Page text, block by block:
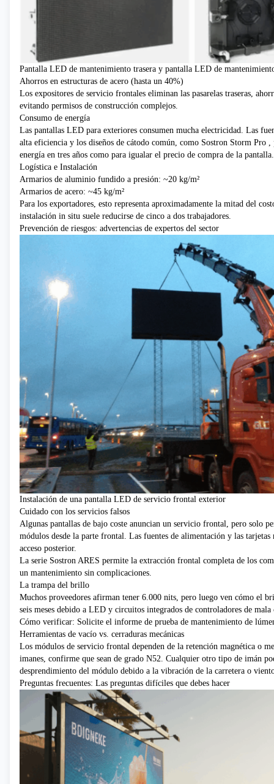
Pantalla LED de mantenimiento trasera y pantalla LED de
Ahorros en estructuras de acero (hasta un 40%)
Los expositores de servicio frontales eliminan las pasarelas traseras,
evitando permisos de construcción complejos.
Consumo de energía
Las pantallas LED para exteriores consumen mucha electricidad. Las
alta eficiencia y los diseños de cátodo común, como Sostron Storm Pro ,
energía en tres años como para igualar el precio de compra de la pantalla.
Logística e Instalación
Armarios de aluminio fundido a presión: ~20 kg/m²
Armarios de acero: ~45 kg/m²
Para los exportadores, esto representa aproximadamente la mitad del
instalación in situ suele reducirse de cinco a dos trabajadores.
Prevención de riesgos: advertencias de expertos del sector
Instalación de una pantalla LED de servicio frontal exterior
Cuidado con los servicios falsos
Algunas pantallas de bajo coste anuncian un servicio frontal, pero solo
módulos desde la parte frontal. Las fuentes de alimentación y las tarjetas
acceso posterior.
La serie Sostron ARES permite la extracción frontal completa de los
un mantenimiento sin complicaciones.
La trampa del brillo
Muchos proveedores afirman tener 6.000 nits, pero luego ven cómo el
seis meses debido a LED y circuitos integrados de controladores de mala
Cómo verificar: Solicite el informe de prueba de mantenimiento de
Herramientas de vacío vs. cerraduras mecánicas
Los módulos de servicio frontal dependen de la retención magnética o
imanes, confirme que sean de grado N52. Cualquier otro tipo de imán
desprendimiento del módulo debido a la vibración de la carretera o
Preguntas frecuentes: Las preguntas difíciles que debes hacer